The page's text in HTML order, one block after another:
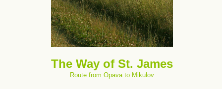
The Way of St. James
Route from Opava to Mikulov